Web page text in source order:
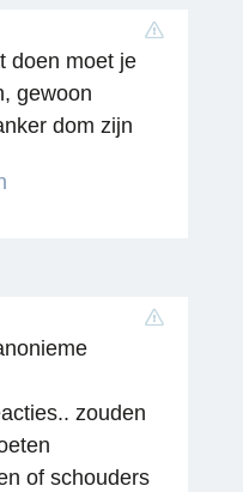
doen moet je
gewoon
dom zijn
zouden
of schouders